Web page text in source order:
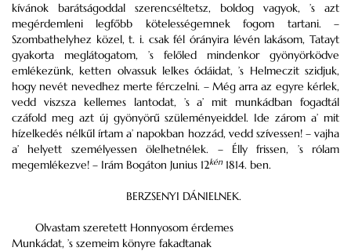
kívánok barátságoddal szerencséltetsz, boldog vagyok, ’s azt
megérdemleni legfőbb kötelességemnek fogom tartani. –
Szombathelyhez közel, t. i. csak fél órányira lévén lakásom, Tatayt
gyakorta meglátogatom, ’s felőled mindenkor gyönyörködve
emlékezünk, ketten olvassuk lelkes ódáidat, ’s Helmeczit szidjuk,
hogy nevét nevedhez merte férczelni. – Még arra az egyre kérlek,
vedd viszsza kellemes lantodat, ’s a’ mit munkádban fogadtál
czáfold meg azt új gyönyörű szüleményeiddel. Ide zárom a’ mit
hízelkedés nélkűl írtam a’ napokban hozzád, vedd szívessen! – vajha
a’ helyett személyessen ölelhetnélek. – Élly frissen, ’s rólam
megemlékezve! – Irám Bogáton Junius 12kén1814. ben.
BERZSENYI DÁNIELNEK.
Olvastam szeretett Honnyosom érdemes
Munkádat, ’s szemeim könyre fakadtanak